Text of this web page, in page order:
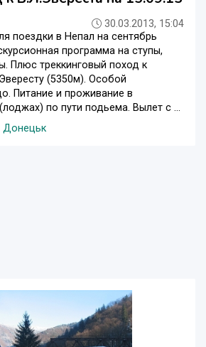
30.03.2013, 15:04
поездки в Непал на сентябрь
программа на ступы,
Плюс треккинговый поход к
(5350м). Особой
Питание и проживание в
по пути подьема. Вылет с ...
Донецьк